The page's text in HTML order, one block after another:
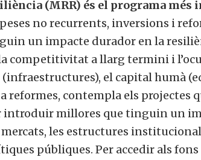
(MRR) és el programa més
no recurrents, inversions i
un impacte durador en la
competitivitat a llarg termini i
el capital humà
contempla els projectes
introduir millores que tinguin un
les estructures
públiques. Per accedir als fons